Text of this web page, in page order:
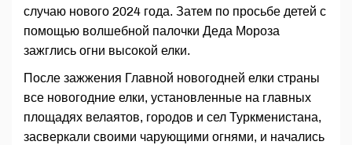
случаю нового 2024 года. Затем по просьбе детей с
помощью волшебной палочки Деда Мороза
зажглись огни высокой елки.
После зажжения Главной новогодней елки страны
все новогодние елки, установленные на главных
площадях велаятов, городов и сел Туркменистана,
засверкали своими чарующими огнями, и начались